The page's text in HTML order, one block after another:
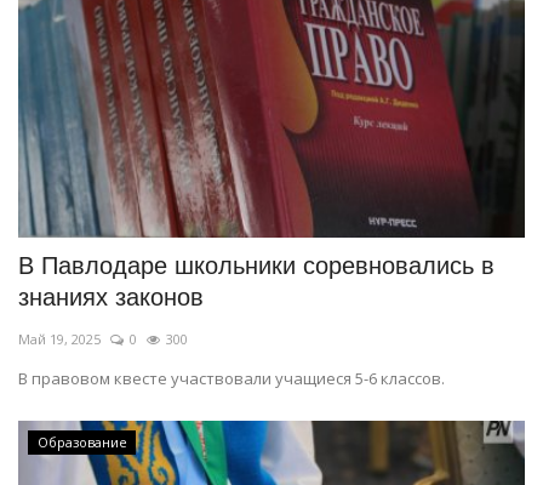
В Павлодаре школьники соревновались в
знаниях законов
Май 19, 2025 0 300
В правовом квесте участвовали учащиеся 5-6 классов.
Образование